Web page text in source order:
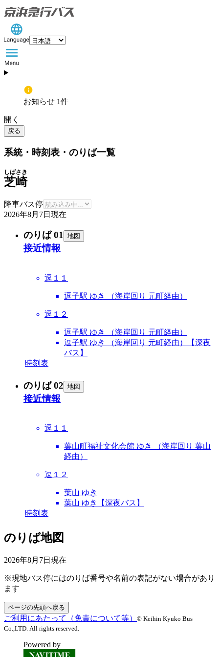
お知らせ 1件
開く
戻る
系統・時刻表・のりば一覧
芝崎
しばさき
降車バス停
2026年8月7日 現在
のりば 01 地図
接近情報
逗１１
逗子駅 ゆき （海岸回り 元町経由）
逗１２
逗子駅 ゆき （海岸回り 元町経由）
逗子駅 ゆき （海岸回り 元町経由）【深夜
バス】
時刻表
のりば 02 地図
接近情報
逗１１
葉山町福祉文化会館 ゆき （海岸回り 葉山
経由）
逗１２
葉山 ゆき
葉山 ゆき【深夜バス】
時刻表
のりば地図
2026年8月7日 現在
※現地バス停にはのりば番号や名前の表記がない場合があり
ます
ページの先頭へ戻る
ご利用にあたって（免責について等） © Keihin Kyuko Bus
Co.,LTD. All rights reserved.
Powered by